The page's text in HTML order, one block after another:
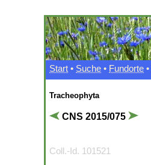
Start • Suche • Fundorte •
Tracheophyta
CNS 2015/075
Coll.-Id. 101521